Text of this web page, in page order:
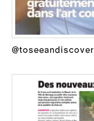
@toseeandiscover